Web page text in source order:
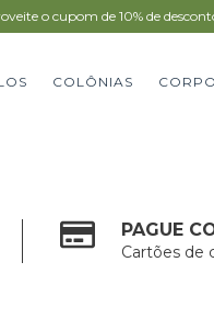
o cupom de 10% de
COLÔNIAS CORPO
PAGUE
Cartões de